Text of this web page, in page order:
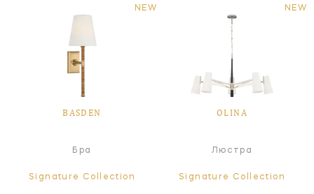
NEW
BASDEN
Бра
Signature Collection
NEW
OLINA
Люстра
Signature Collection